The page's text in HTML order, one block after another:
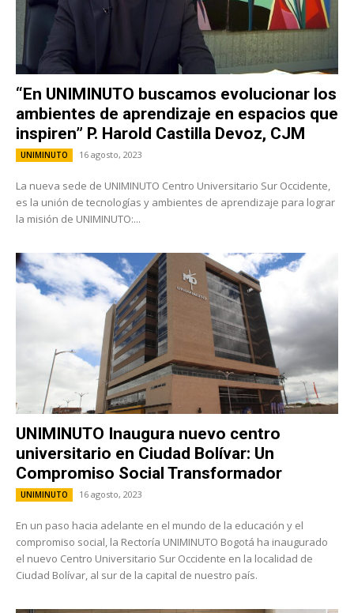
“En UNIMINUTO buscamos evolucionar los
ambientes de aprendizaje en espacios que
inspiren” P. Harold Castilla Devoz, CJM
UNIMINUTO 16 agosto, 2023
La nueva sede de UNIMINUTO Centro Universitario Sur Occidente,
es la unión de tecnologías y ambientes de aprendizaje para lograr
la misión de UNIMINUTO:...
UNIMINUTO Inaugura nuevo centro
universitario en Ciudad Bolívar: Un
Compromiso Social Transformador
UNIMINUTO 16 agosto, 2023
En un paso hacia adelante en el mundo de la educación y el
compromiso social, la Rectoría UNIMINUTO Bogotá ha inaugurado
el nuevo Centro Universitario Sur Occidente en la localidad de
Ciudad Bolívar, al sur de la capital de nuestro país.